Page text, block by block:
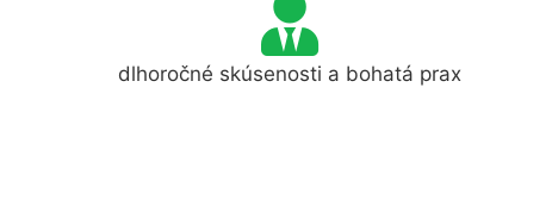
dlhoročné skúsenosti a bohatá prax